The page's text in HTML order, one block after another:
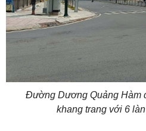
Đường Dương Quảng Hàm
khang trang với 6